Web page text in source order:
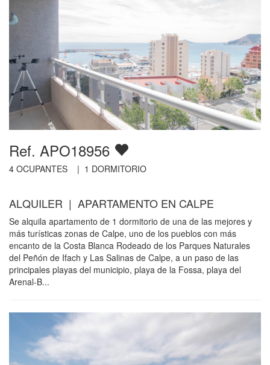
Ref. APO18956
4 OCUPANTES | 1 DORMITORIO
ALQUILER | APARTAMENTO EN CALPE
Se alquila apartamento de 1 dormitorio de una de las mejores y
más turísticas zonas de Calpe, uno de los pueblos con más
encanto de la Costa Blanca Rodeado de los Parques Naturales
del Peñón de Ifach y Las Salinas de Calpe, a un paso de las
principales playas del municipio, playa de la Fossa, playa del
Arenal-B...